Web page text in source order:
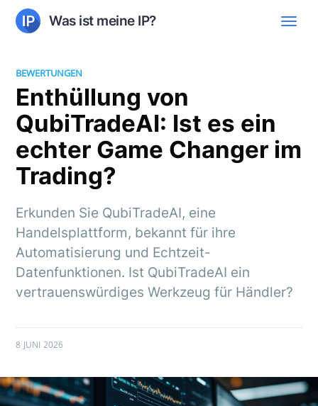
Was ist meine IP?
BEWERTUNGEN
Enthüllung von
QubiTradeAI: Ist es ein
echter Game Changer im
Trading?
Erkunden Sie QubiTradeAI, eine
Handelsplattform, bekannt für ihre
Automatisierung und Echtzeit-
Datenfunktionen. Ist QubiTradeAI ein
vertrauenswürdiges Werkzeug für Händler?
8 JUNI 2026